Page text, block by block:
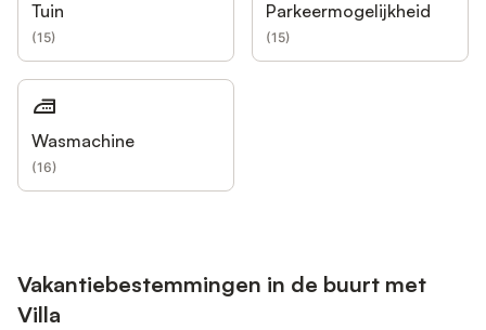
Tuin
(15)
Parkeermogelijkheid
(15)
Wasmachine
(16)
Vakantiebestemmingen in de buurt met
Villa